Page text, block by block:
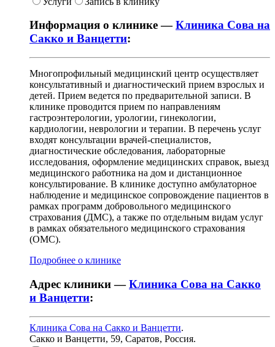
Информация о клинике —Клиника Сова на
Сакко и Ванцетти:
Многопрофильный медицинский центр осуществляет
консультативный и диагностический прием взрослых и
детей. Прием ведется по предварительной записи. В
клинике проводится прием по направлениям
гастроэнтерологии, урологии, гинекологии,
кардиологии, неврологии и терапии. В перечень услуг
входят консультации врачей-специалистов,
диагностические обследования, лабораторные
исследования, оформление медицинских справок, выезд
медицинского работника на дом и дистанционное
консультирование. В клинике доступно амбулаторное
наблюдение и медицинское сопровождение пациентов в
рамках программ добровольного медицинского
страхования (ДМС), а также по отдельным видам услуг
в рамках обязательного медицинского страхования
(ОМС).
Подробнее о клинике
Адрес клиники —Клиника Сова на Сакко
и Ванцетти:
Клиника Сова на Сакко и Ванцетти.
Сакко и Ванцетти, 59, Саратов, Россия.